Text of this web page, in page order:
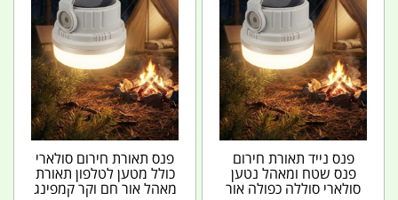
פנס נייד תאורת חירום
פנס שטח ומאהל נטען
סולארי סוללה כפולה אור
פנס תאורת חירום סולארי
כולל מטען לטלפון תאורת
מאהל אור חם וקר קמפינג